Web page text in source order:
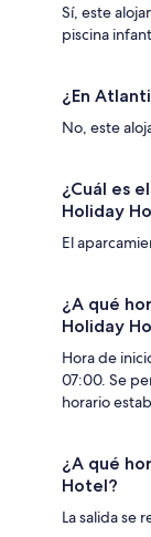
Sí, este
piscina
¿En
No, este
¿Cuál es
Holiday
El
¿A qué
Holiday
Hora de
07:00. Se
horario
¿A qué
Hotel?
La salida se